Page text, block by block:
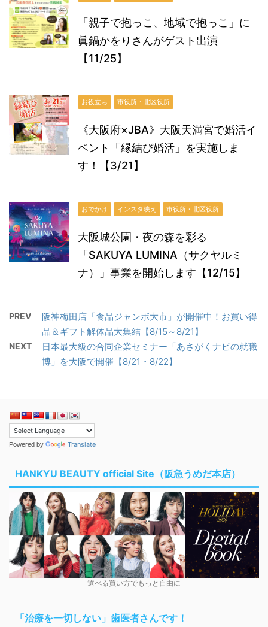
「親子で抱っこ、地域で抱っこ」に
眞鍋かをりさんがゲスト出演
【11/25】
お役立ち 市役所・北区役所
《大阪府×JBA》大阪天満宮で婚活イ
ベント「縁結び婚活」を実施しま
す！【3/21】
おでかけ インスタ映え 市役所・北区役所
大阪城公園・夜の森を彩る
「SAKUYA LUMINA（サクヤルミ
ナ）」事業を開始します【12/15】
PREV
阪神梅田店「食品ジャンボ大市」が開催中！お買い得
品＆ギフト解体品大集結【8/15～8/21】
NEXT
日本最大級の合同企業セミナー「あさがくナビの就職
博」を大阪で開催【8/21・8/22】
Powered by Translate
HANKYU BEAUTY official Site（阪急うめだ本店）
選べる買い方でもっと自由に
「治療を一切しない」歯医者さんです！